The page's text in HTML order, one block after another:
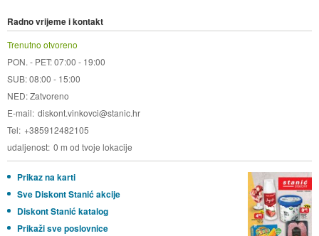
Radno vrijeme i kontakt
Trenutno otvoreno
PON. - PET: 07:00 - 19:00
SUB: 08:00 - 15:00
NED: Zatvoreno
E-mail diskont.vinkovci@stanic.hr
Tel +385912482105
udaljenost 0 m od tvoje lokacije
Prikaz na karti
Sve Diskont Stanić akcije
Diskont Stanić katalog
Prikaži sve poslovnice